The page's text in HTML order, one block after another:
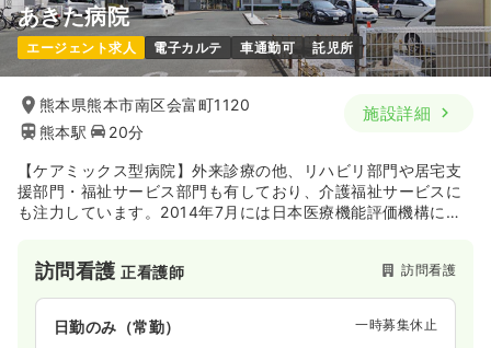
あきた病院
エージェント求人 電子カルテ 車通勤可 託児所
熊本県熊本市南区会富町1120
熊本駅
20分
施設詳細
【ケアミックス型病院】外来診療の他、リハビリ部門や居宅支
援部門・福祉サービス部門も有しており、介護福祉サービスに
も注力しています。2014年7月には日本医療機能評価機構によ
訪問看護正看護師 訪問看護
日勤のみ（常勤） 一時募集休止